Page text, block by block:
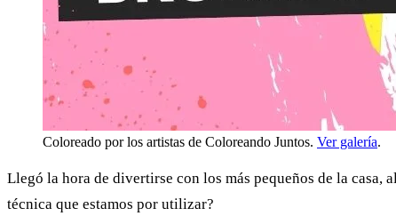
Coloreado por los artistas de Coloreando Juntos. Ver galería.
Llegó la hora de divertirse con los más pequeños de la casa,
técnica que estamos por utilizar?